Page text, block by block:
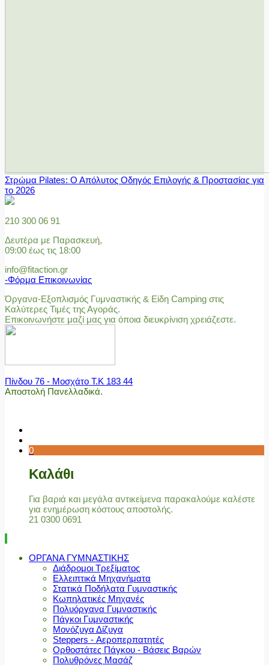
Στρώμα Pilates: Ο Απόλυτος Οδηγός Επιλογής & Προστασίας για
το 2026
210 300 06 91
Δευτέρα με Παρασκευή,
09:00 έως τις 18:00
info@fitaction.gr
-Φόρμα Επικοινωνίας
Όργανα-Εξοπλισμός Γυμναστικής & Είδη Camping στις
Καλύτερες Τιμές της Αγοράς.
Επικοινωνήστε μαζί μας για όποια διευκρίνιση χρειάζεστε.
Πίνδου 76 - Μοσχάτο Τ.Κ 183 44
Αποστολή Πανελλαδικά.
0
Καλάθι
Για βαριά και μεγάλα αντικείμενα παρακαλούμε καλέστε
για ενημέρωση κόστους αποστολής.
21 0300 0691
ΟΡΓΑΝΑ ΓΥΜΝΑΣΤΙΚΗΣ
Διάδρομοι Τρεξίματος
Ελλειπτικά Μηχανήματα
Στατικά Ποδήλατα Γυμναστικής
Κωπηλατικές Μηχανές
Πολυόργανα Γυμναστικής
Πάγκοι Γυμναστικής
Μονόζυγα Δίζυγα
Steppers - Αεροπερπατητές
Ορθοστάτες Πάγκου - Βάσεις Βαρών
Πολυθρόνες Μασάζ